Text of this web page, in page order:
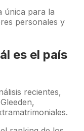
única para la
personales y
es el país
recientes,